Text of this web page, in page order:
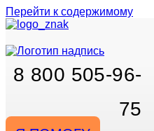
Перейти к содержимому
8 800 505-96-
75